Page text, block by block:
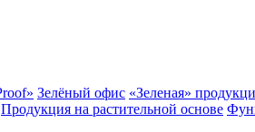
Зелёный офис «Зеленая»
Продукция на растительной основе